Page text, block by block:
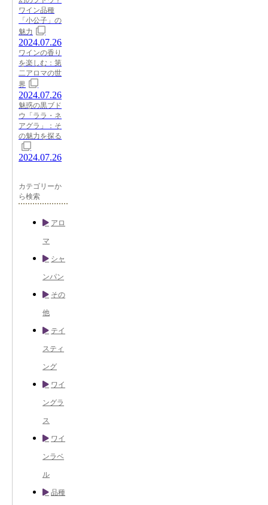
ワイン品種
「小公子」の
魅力
2024.07.26
ワインの香り
を楽しむ：第
二アロマの世
界
2024.07.26
魅惑の黒ブド
ウ「ララ・ネ
アグラ」：そ
の魅力を探る
2024.07.26
カテゴリーか
ら検索
アロ
マ
シャ
ンパン
その
他
テイ
スティ
ング
ワイ
ングラ
ス
ワイ
ンラベ
ル
品種